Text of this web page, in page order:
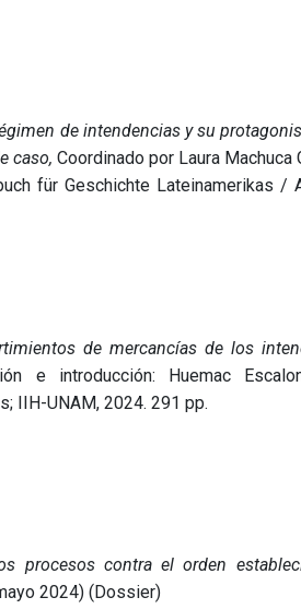
de intendencias y su
caso, Coordinado por Laura Machuca
für Geschichte Lateinamerikas /
de mercancías de los
e introducción: Huemac
IIH-UNAM, 2024. 291 pp.
procesos contra el orden
2024) (Dossier)